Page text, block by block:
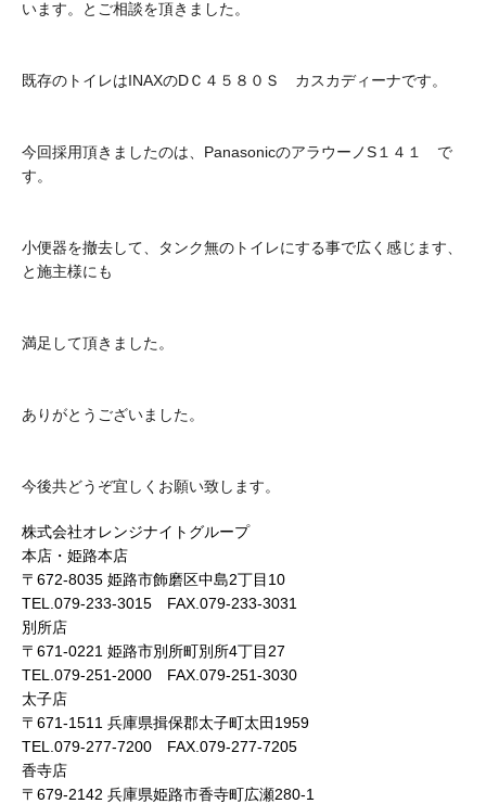
います。とご相談を頂きました。
既存のトイレはINAXのDＣ４５８０Ｓ カスカディーナです。
今回採用頂きましたのは、PanasonicのアラウーノS１４１ で
す。
小便器を撤去して、タンク無のトイレにする事で広く感じます、
と施主様にも
満足して頂きました。
ありがとうございました。
今後共どうぞ宜しくお願い致します。
株式会社オレンジナイトグループ
本店・姫路本店
〒672-8035 姫路市飾磨区中島2丁目10
TEL.079-233-3015 FAX.079-233-3031
別所店
〒671-0221 姫路市別所町別所4丁目27
TEL.079-251-2000 FAX.079-251-3030
太子店
〒671-1511 兵庫県揖保郡太子町太田1959
TEL.079-277-7200 FAX.079-277-7205
香寺店
〒679-2142 兵庫県姫路市香寺町広瀬280-1